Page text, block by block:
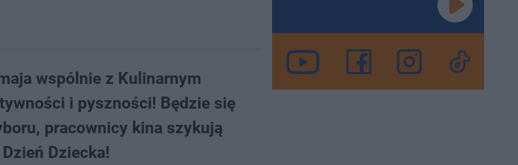
wspólnie z Kulinarnym
i pyszności! Będzie się
pracownicy kina szykują
Dziecka!